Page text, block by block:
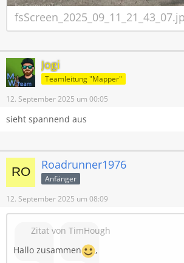
Jogi
Teamleitung "Mapper"
12. September 2025 um 00:05
sieht spannend aus
Roadrunner1976
Anfänger
12. September 2025 um 08:09
Zitat von TimHough
Hallo zusammen
,